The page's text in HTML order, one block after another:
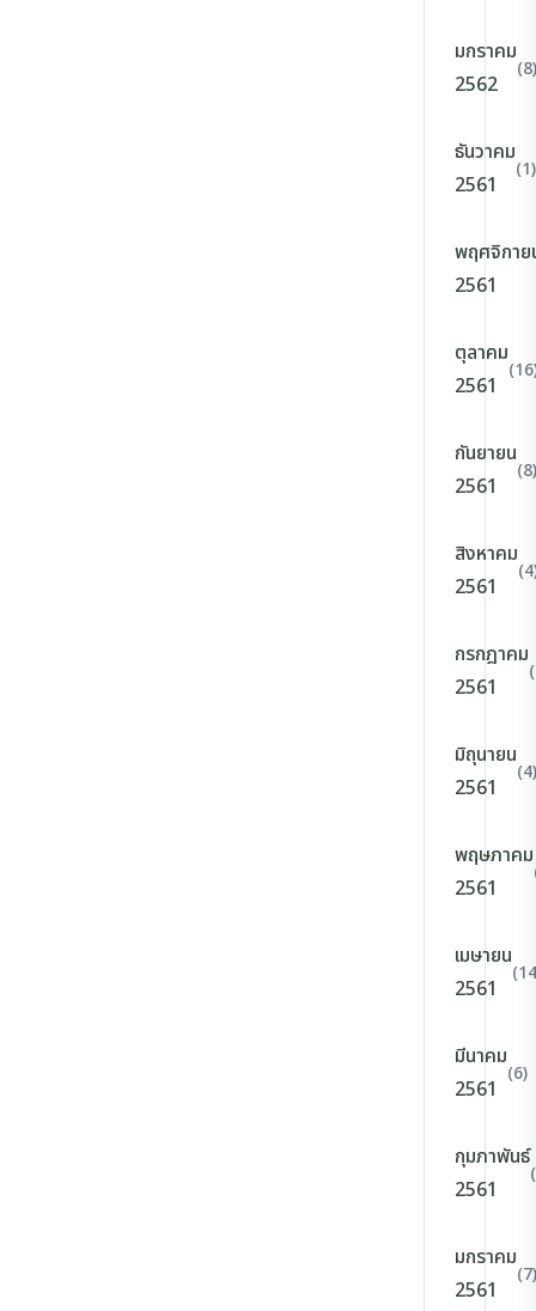
มกราคม
2562
(8)
ธันวาคม
2561
(1)
พฤศจิกาย
2561
ตุลาคม
2561
กันยายน
2561
(8)
สิงหาคม
2561
กรกฎาคม
2561
มิถุนายน
2561
(4)
พฤษภาคม
2561
เมษายน
2561
มีนาคม
2561
(6)
กุมภาพันธ์
2561
มกราคม
2561
(7)